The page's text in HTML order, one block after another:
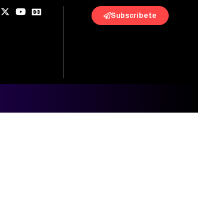
Subscribete